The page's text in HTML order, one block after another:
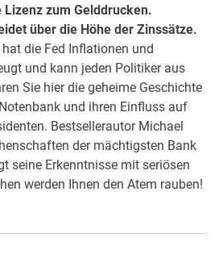
Lizenz zum Gelddrucken.
über die Höhe der Zinssätze.
die Fed Inflationen und
und kann jeden Politiker aus
Sie hier die geheime Geschichte
und ihren Einfluss auf
Bestsellerautor Michael
der mächtigsten Bank
seine Erkenntnisse mit seriösen
werden Ihnen den Atem rauben!